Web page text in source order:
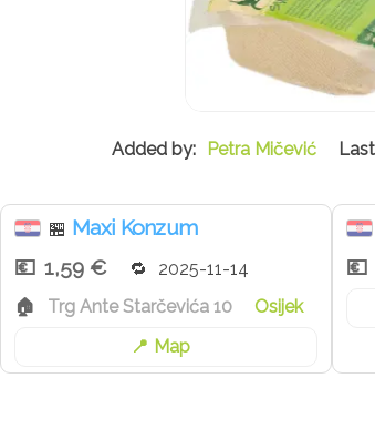
Petra Mičević
🏪 Maxi Konzum
1,59 €
2025-11-14
Trg Ante Starčevića 10
Osijek
Map